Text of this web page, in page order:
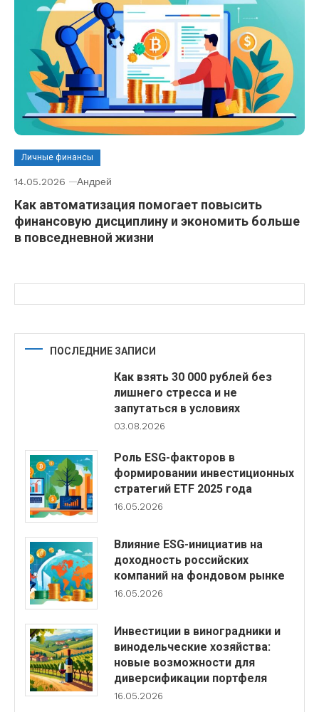
Личные финансы
14.05.2026 Андрей
Как автоматизация помогает повысить
финансовую дисциплину и экономить больше
в повседневной жизни
ПОСЛЕДНИЕ ЗАПИСИ
Как взять 30 000 рублей без
лишнего стресса и не
запутаться в условиях
03.08.2026
Роль ESG-факторов в
формировании инвестиционных
стратегий ETF 2025 года
16.05.2026
Влияние ESG-инициатив на
доходность российских
компаний на фондовом рынке
16.05.2026
Инвестиции в виноградники и
винодельческие хозяйства:
новые возможности для
диверсификации портфеля
16.05.2026